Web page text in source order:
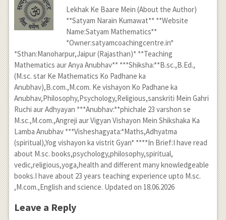
Lekhak Ke Baare Mein (About the Author)
**Satyam Narain Kumawat** **Website
Name:Satyam Mathematics**
*Owner:satyamcoachingcentre.in*
*Sthan:Manoharpur,Jaipur (Rajasthan)* **Teaching
Mathematics aur Anya Anubhav** ***Shiksha:**B.sc.,B.Ed.,
(M.sc. star Ke Mathematics Ko Padhane ka
Anubhav),B.com.,M.com. Ke vishayon Ko Padhane ka
Anubhav,Philosophy,Psychology,Religious,sanskriti Mein Gahri
Ruchi aur Adhyayan ***Anubhav:**phichale 23 varshon se
M.sc.,M.com.,Angreji aur Vigyan Vishayon Mein Shikshaka Ka
Lamba Anubhav ***Visheshagyata:*Maths,Adhyatma
(spiritual),Yog vishayon ka vistrit Gyan* ****In Brief:I have read
about M.sc. books,psychology,philosophy,spiritual,
vedic,religious,yoga,health and different many knowledgeable
books.I have about 23 years teaching experience upto M.sc.
,M.com.,English and science. Updated on 18.06.2026
Leave a Reply